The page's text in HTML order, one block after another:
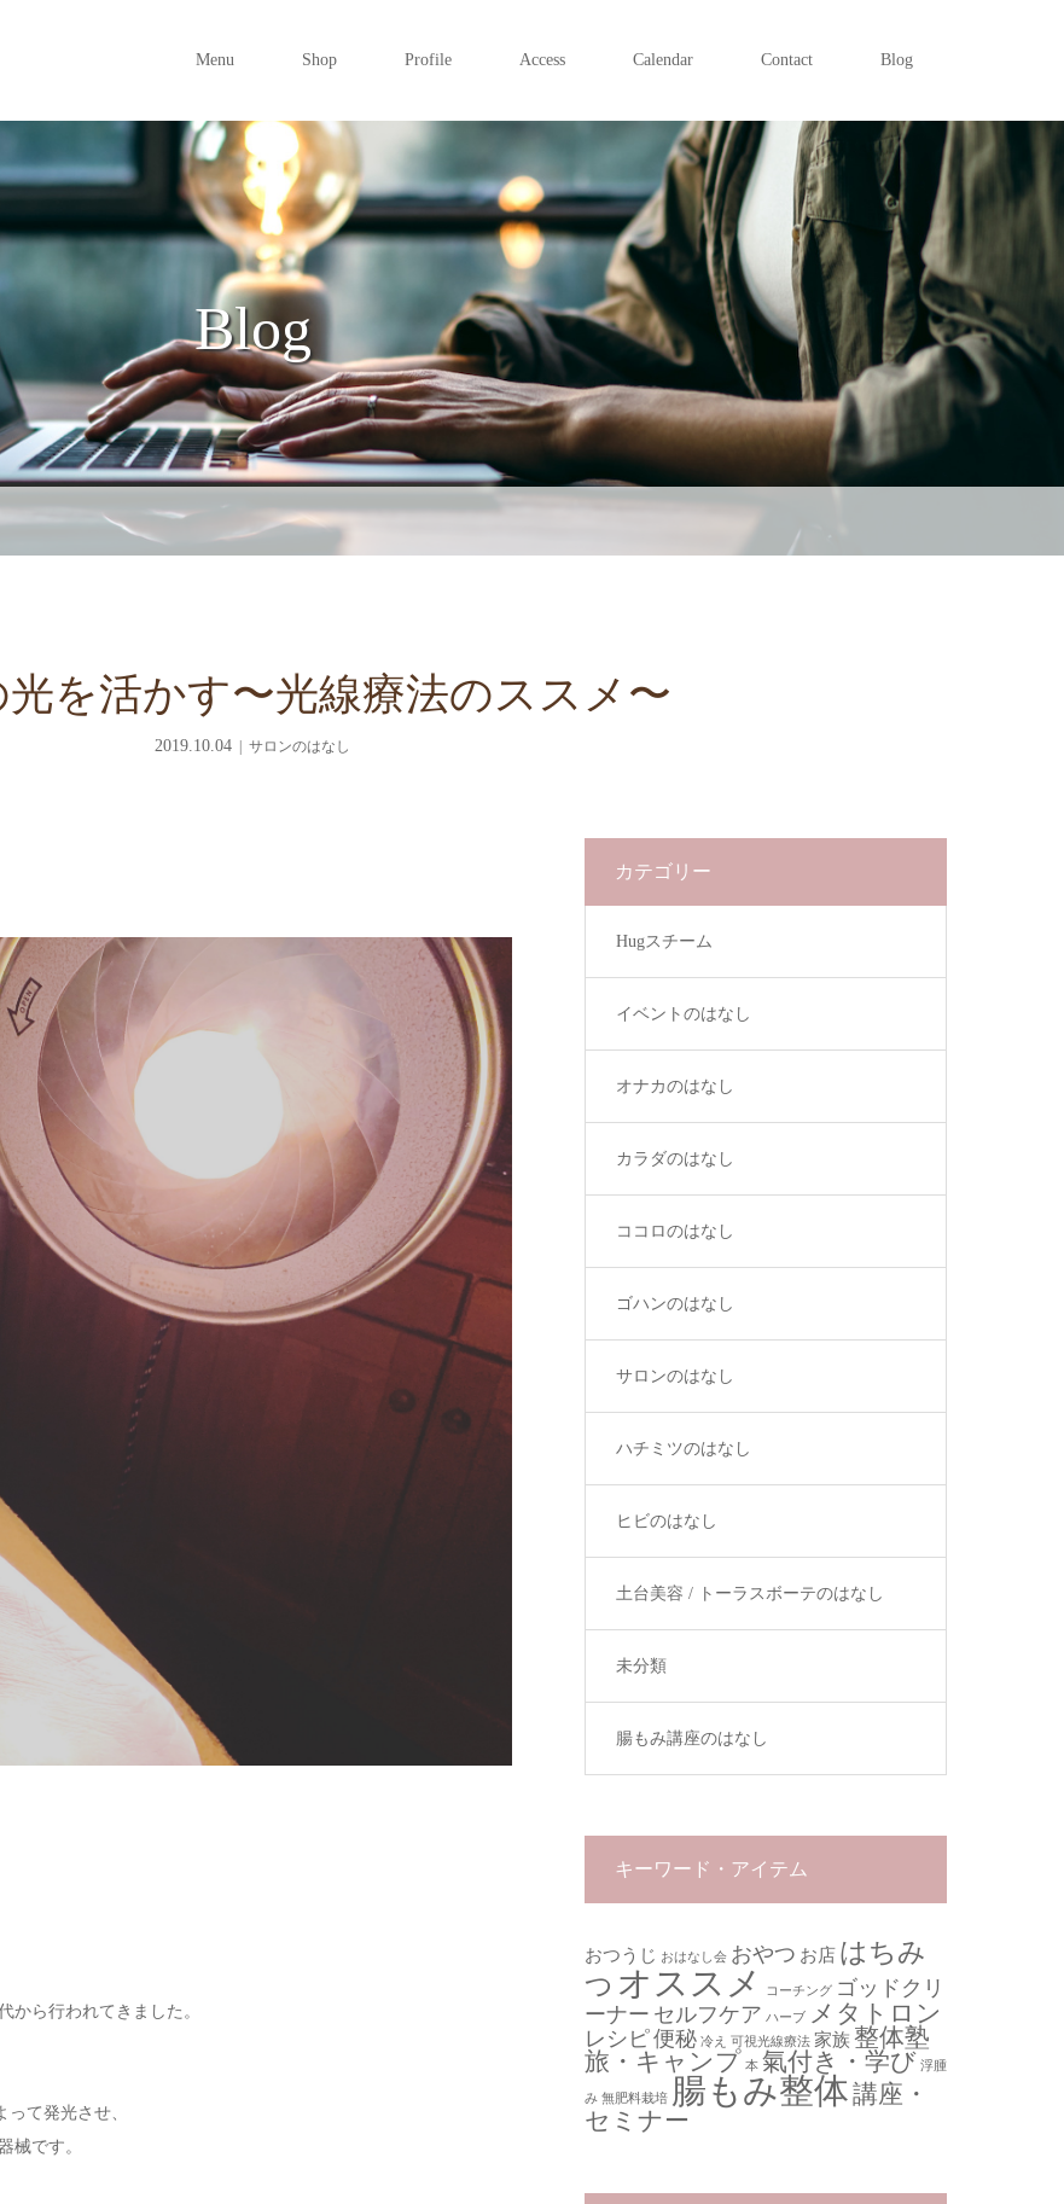
Menu Shop Profile Access Calendar Contact Blog
Blog
を活かす〜光線療法のススメ〜
2019.10.04 サロンのはなし
から行われてきました。
て発光させ、
械です。
カテゴリー
Hugスチーム
イベントのはなし
オナカのはなし
カラダのはなし
ココロのはなし
ゴハンのはなし
サロンのはなし
ハチミツのはなし
ヒビのはなし
土台美容 / トーラスボーテのはなし
未分類
腸もみ講座のはなし
キーワード・アイテム
おつうじ おはなし会 おやつ お店 はちみ
つ オススメ コーチング ゴッドクリ
ーナー セルフケア ハーブ メタトロン
レシピ便秘 冷え 可視光線療法 家族 整体塾
旅・キャンプ 本 氣付き・学び 浮腫
み 無肥料栽培 腸もみ整体講座・
セミナー